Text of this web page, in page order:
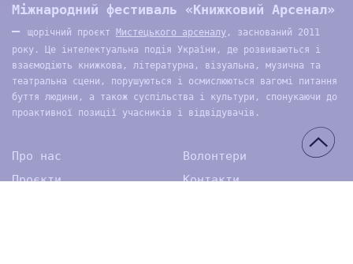
Міжнародний фестиваль «Книжковий Арсенал»
—
щорічний проєкт Мистецького арсеналу , заснований 2011
року. Це інтелектуальна подія України, де розвиваються і
взаємодіють книжкова, літературна, візуальна, музична та
театральна сцени, порушуються і осмислюються вагомі питання
буття людини, а також суспільства і культури, спонукаючи до
проактивної позиції учасників і відвідувачів.
Про нас
Проєкти
Волонтери
Контакти